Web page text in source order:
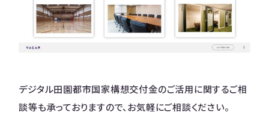
デジタル田園都市国家構想交付金のご活用に関するご相
談等も承っておりますので、お気軽にご相談ください。